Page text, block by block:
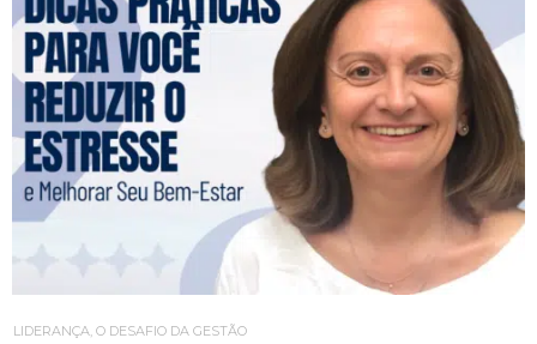
LIDERANÇA, O DESAFIO DA GESTÃO